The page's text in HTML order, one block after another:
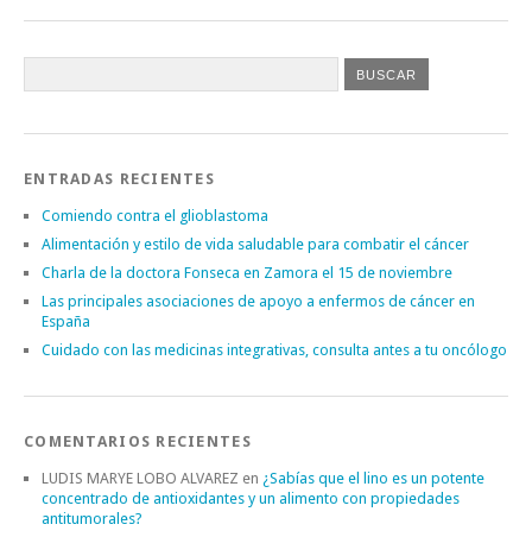
ENTRADAS RECIENTES
Comiendo contra el glioblastoma
Alimentación y estilo de vida saludable para combatir el cáncer
Charla de la doctora Fonseca en Zamora el 15 de noviembre
Las principales asociaciones de apoyo a enfermos de cáncer en
España
Cuidado con las medicinas integrativas, consulta antes a tu oncólogo
COMENTARIOS RECIENTES
LUDIS MARYE LOBO ALVAREZ en ¿Sabías que el lino es un potente
concentrado de antioxidantes y un alimento con propiedades
antitumorales?